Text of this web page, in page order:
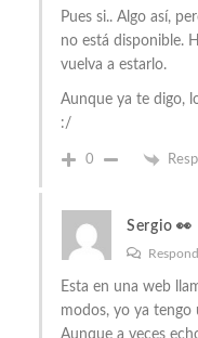
Pues si.. Algo así,
no está disponible.
vuelva a estarlo.
Aunque ya te digo,
:/
0
Sergio 👀
Esta en una web
modos, yo ya
Aunque a veces